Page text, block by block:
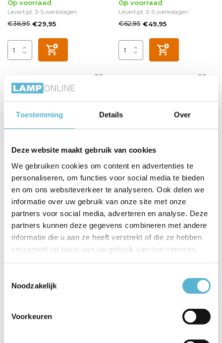
Toestemming Details Over
Deze website maakt gebruik van cookies
We gebruiken cookies om content en advertenties te
personaliseren, om functies voor social media te bieden
en om ons websiteverkeer te analyseren. Ook delen we
informatie over uw gebruik van onze site met onze
partners voor social media, adverteren en analyse. Deze
partners kunnen deze gegevens combineren met andere
informatie die u aan ze heeft verstrekt of die ze hebben
verzameld op basis van uw gebruik van hun services.
Noodzakelijk
Voorkeuren
Op voorraad
Levertijd: 3-5 werkdagen
€36,95 €29,95
Op voorraad
Levertijd: 3-5 werkdagen
€62,95 €49,95
Buitenlamp Kenton H 40
cm B 20 cm zwart
Op voorraad
Levertijd: 1-2 werkdagen
ARNE-LED - Sokkellamp - Ø
6,3 cm - LED - GU10 (MR16) -
1x5W 2700K - IP44 - Mat
chroom
Vergelijk
Op voorraad
Levertijd: 3-5 werkdagen